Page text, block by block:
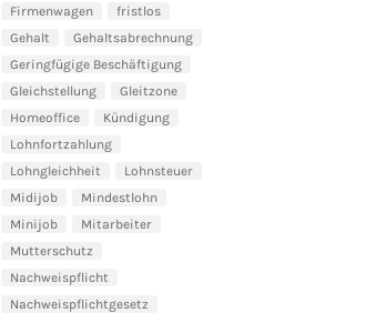
Firmenwagen
fristlos
Gehalt
Gehaltsabrechnung
Geringfügige Beschäftigung
Gleichstellung
Gleitzone
Homeoffice
Kündigung
Lohnfortzahlung
Lohngleichheit
Lohnsteuer
Midijob
Mindestlohn
Minijob
Mitarbeiter
Mutterschutz
Nachweispflicht
Nachweispflichtgesetz